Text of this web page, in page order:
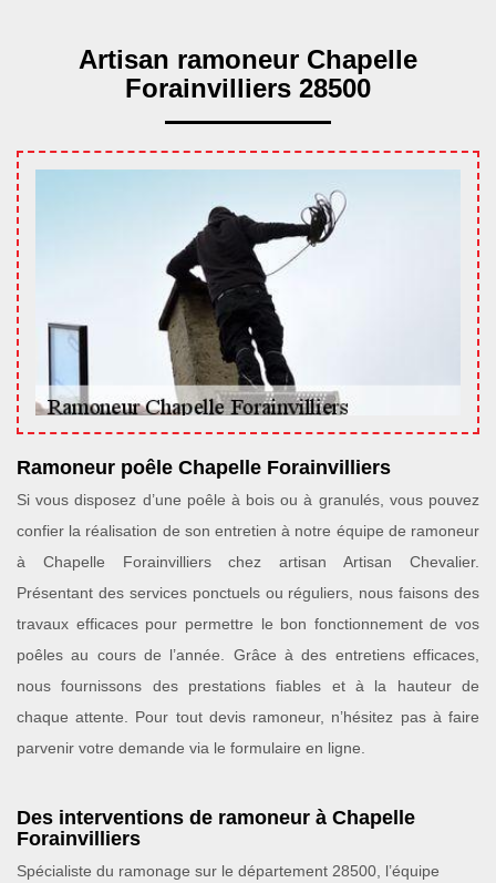
Artisan ramoneur Chapelle
Forainvilliers 28500
Ramoneur poêle Chapelle Forainvilliers
Si vous disposez d’une poêle à bois ou à granulés, vous pouvez
confier la réalisation de son entretien à notre équipe de ramoneur
à Chapelle Forainvilliers chez artisan Artisan Chevalier.
Présentant des services ponctuels ou réguliers, nous faisons des
travaux efficaces pour permettre le bon fonctionnement de vos
poêles au cours de l’année. Grâce à des entretiens efficaces,
nous fournissons des prestations fiables et à la hauteur de
chaque attente. Pour tout devis ramoneur, n’hésitez pas à faire
parvenir votre demande via le formulaire en ligne.
Des interventions de ramoneur à Chapelle
Forainvilliers
Spécialiste du ramonage sur le département 28500, l’équipe